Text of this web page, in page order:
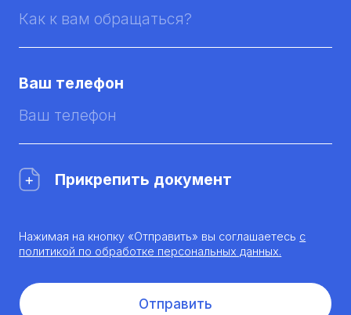
Ваш телефон
Прикрепить документ
Отправить
Нажимая на кнопку «Отправить» вы соглашаетесь с
политикой по обработке персональных данных.